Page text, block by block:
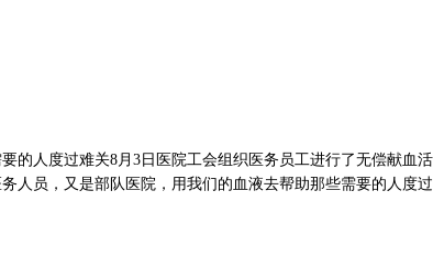
人度过难关8月3日医院工会组织医务员工进行了无偿献血活
人员，又是部队医院，用我们的血液去帮助那些需要的人度过